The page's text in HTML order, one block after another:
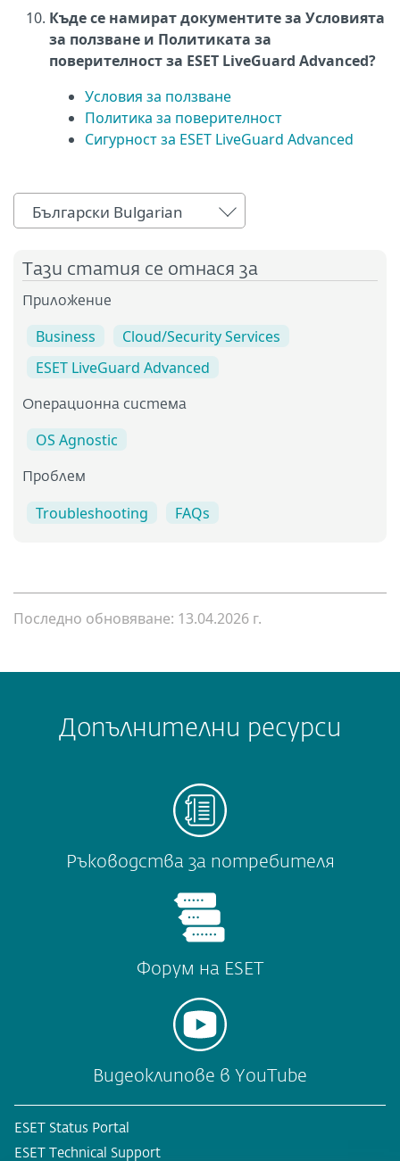
Къде се намират документите за Условията
за ползване и Политиката за
поверителност за ESET LiveGuard Advanced?
Условия за ползване
Политика за поверителност
Сигурност за ESET LiveGuard Advanced
Български Bulgarian
Тази статия се отнася за
Приложение
Business
Cloud/Security Services
ESET LiveGuard Advanced
Операционна система
OS Agnostic
Проблем
Troubleshooting FAQs
Последно обновяване: 13.04.2026 г.
Допълнителни ресурси
Ръководства за потребителя
Форум на ESET
Видеоклипове в YouTube
ESET Status Portal
ESET Technical Support